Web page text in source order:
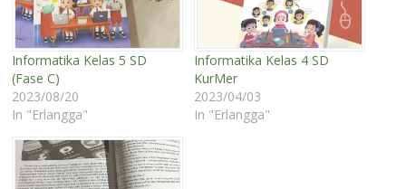
Informatika Kelas 5 SD
(Fase C)
2023/08/20
In "Erlangga"
Informatika Kelas 4 SD
KurMer
2023/04/03
In "Erlangga"